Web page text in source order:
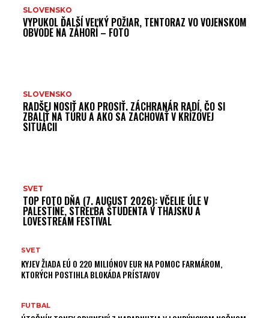
SLOVENSKO
VYPUKOL ĎALŠÍ VEĽKÝ POŽIAR, TENTORAZ VO VOJENSKOM
OBVODE NA ZÁHORÍ – FOTO
SLOVENSKO
RADŠEJ NOSIŤ AKO PROSIŤ. ZÁCHRANÁR RADÍ, ČO SI
ZBALIŤ NA TÚRU A AKO SA ZACHOVAŤ V KRÍZOVEJ
SITUÁCII
SVET
TOP FOTO DŇA (7. AUGUST 2026): VČELIE ÚLE V
PALESTÍNE, STREĽBA ŠTUDENTA V THAJSKU A
LOVESTREAM FESTIVAL
SVET
KYJEV ŽIADA EÚ O 220 MILIÓNOV EUR NA POMOC FARMÁROM,
KTORÝCH POSTIHLA BLOKÁDA PRÍSTAVOV
FUTBAL